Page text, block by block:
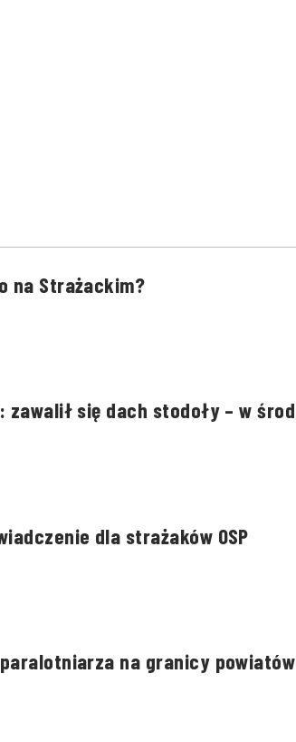
na Strażackim?
zawalił się dach stodoły – w
dla strażaków OSP
na granicy